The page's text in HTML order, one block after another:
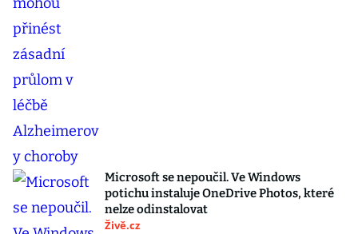
Microsoft se nepoučil. Ve Windows
potichu instaluje OneDrive Photos, které
nelze odinstalovat
Živě.cz